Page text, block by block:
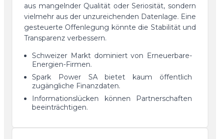
aus mangelnder Qualität oder Seriosität, sondern
vielmehr aus der unzureichenden Datenlage. Eine
gesteuerte Offenlegung könnte die Stabilität und
Transparenz verbessern.
Schweizer Markt dominiert von Erneuerbare-
Energien-Firmen.
Spark Power SA bietet kaum öffentlich
zugängliche Finanzdaten.
Informationslücken können Partnerschaften
beeinträchtigen.